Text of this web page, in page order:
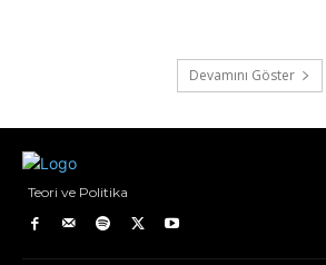
Devamını Göster
Teori ve Politika